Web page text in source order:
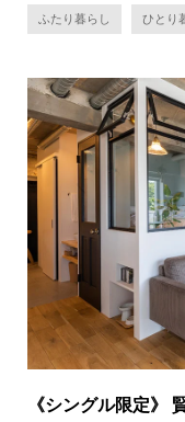
ふたり暮らし ひとり
《シングル限定》